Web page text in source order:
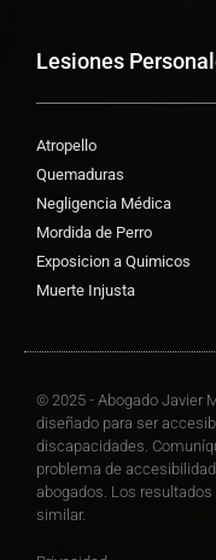
Lesiones
Atropello
Quemaduras
Negligencia Médica
Mordida de Perro
Exposicion a Quimicos
Muerte Injusta
© 2025 - Abogado Javier
diseñado para ser
discapacidades.
problema de
abogados. Los
similar.